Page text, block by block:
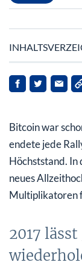
2017 lässt
Mein Fazit:
spannend
Bitcoin war
endete jede
Höchststand. In
neues
Multiplikatoren
2017